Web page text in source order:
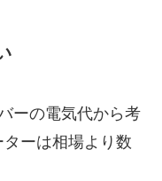
ーの電気代から考
ターは相場より数